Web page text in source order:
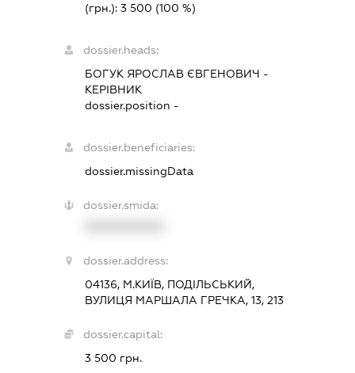
(грн.):3 500 (100 %)
dossier.heads:
БОГУК ЯРОСЛАВ ЄВГЕНОВИЧ -
КЕРІВНИК
dossier.position -
dossier.beneficiaries:
dossier.missingData
dossier.smida:
dossier.address:
04136, М.КИЇВ, ПОДІЛЬСЬКИЙ,
ВУЛИЦЯ МАРШАЛА ГРЕЧКА, 13, 213
dossier.capital:
3 500 грн.